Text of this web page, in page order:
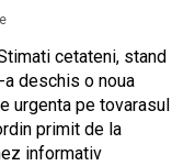
cetateni, stand
a deschis o noua
urgenta pe tovarasul
primit de la
informativ